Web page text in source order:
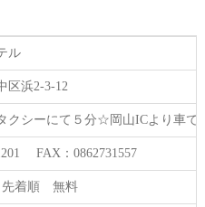
ル
区浜2-3-12
クシーにて５分☆岡山ICより車
FAX：0862731557
着順 無料